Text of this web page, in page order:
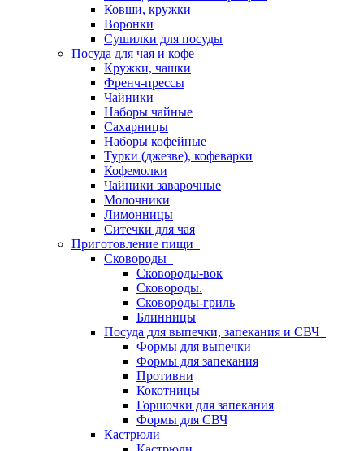
Ковши, кружки
Воронки
Сушилки для посуды
Посуда для чая и кофе
Кружки, чашки
Френч-прессы
Чайники
Наборы чайные
Сахарницы
Наборы кофейные
Турки (джезве), кофеварки
Кофемолки
Чайники заварочные
Молочники
Лимонницы
Ситечки для чая
Приготовление пищи
Сковороды
Сковороды-вок
Сковороды.
Сковороды-гриль
Блинницы
Посуда для выпечки, запекания и СВЧ
Формы для выпечки
Формы для запекания
Противни
Кокотницы
Горшочки для запекания
Формы для СВЧ
Кастрюли